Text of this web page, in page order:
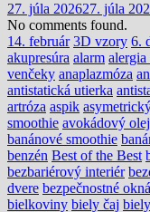
27. júla 202627. júla
No comments found.
14. február 3D vzory 6.
akupresúra alarm
venčeky anaplazmóza
antistatická utierka
artróza aspik
smoothie avokádový olej
banánové smoothie
benzén Best of the Best
bezbariérový interiér
dvere bezpečnostné okná
bielkoviny biely čaj